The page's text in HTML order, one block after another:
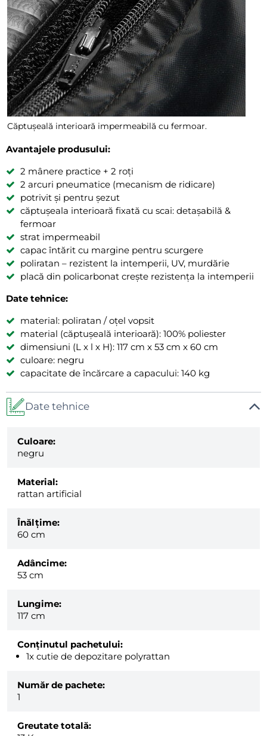
Căptușeală interioară impermeabilă cu fermoar.
Avantajele produsului:
2 mânere practice + 2 roți
2 arcuri pneumatice (mecanism de ridicare)
potrivit și pentru șezut
căptușeala interioară fixată cu scai: detașabilă &
fermoar
strat impermeabil
capac întărit cu margine pentru scurgere
poliratan – rezistent la intemperii, UV, murdărie
placă din policarbonat crește rezistența la intemperii
Date tehnice:
material: poliratan / oțel vopsit
material (căptușeală interioară): 100% poliester
dimensiuni (L x l x H): 117 cm x 53 cm x 60 cm
culoare: negru
capacitate de încărcare a capacului: 140 kg
Date tehnice
Culoare:
negru
Material:
rattan artificial
Înălțime:
60 cm
Adâncime:
53 cm
Lungime:
117 cm
Conținutul pachetului:
1x cutie de depozitare polyrattan
Număr de pachete:
1
Greutate totală: